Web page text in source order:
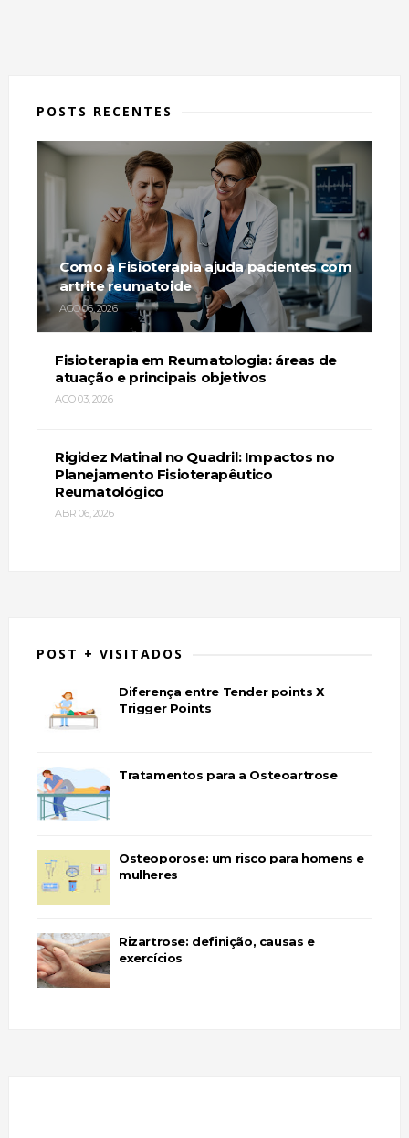
POSTS RECENTES
Como a Fisioterapia ajuda pacientes com
artrite reumatoide
AGO 06, 2026
Fisioterapia em Reumatologia: áreas de
atuação e principais objetivos
AGO 03, 2026
Rigidez Matinal no Quadril: Impactos no
Planejamento Fisioterapêutico
Reumatológico
ABR 06, 2026
POST + VISITADOS
Diferença entre Tender points X
Trigger Points
Tratamentos para a Osteoartrose
Osteoporose: um risco para homens e
mulheres
Rizartrose: definição, causas e
exercícios